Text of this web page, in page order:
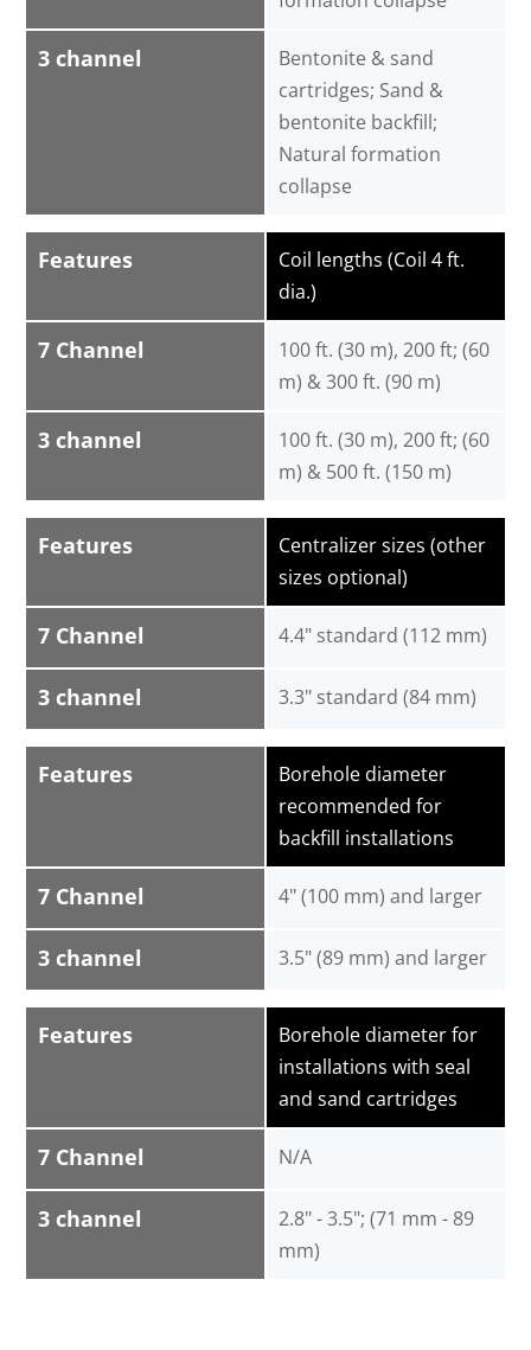
3 channel
Bentonite & sand
cartridges; Sand &
bentonite backfill;
Natural formation
collapse
Features
7 Channel
3 channel
Coil lengths (Coil 4 ft.
dia.)
100 ft. (30 m), 200 ft; (60
m) & 300 ft. (90 m)
100 ft. (30 m), 200 ft; (60
m) & 500 ft. (150 m)
Features
7 Channel
3 channel
Centralizer sizes (other
sizes optional)
4.4" standard (112 mm)
3.3" standard (84 mm)
Features
7 Channel
3 channel
Borehole diameter
recommended for
backfill installations
4" (100 mm) and larger
3.5" (89 mm) and larger
Features
7 Channel
3 channel
Borehole diameter for
installations with seal
and sand cartridges
N/A
2.8" - 3.5"; (71 mm - 89
mm)